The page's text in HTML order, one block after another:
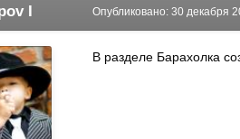
I Опубликовано: 30 декабря
В разделе Барахолка